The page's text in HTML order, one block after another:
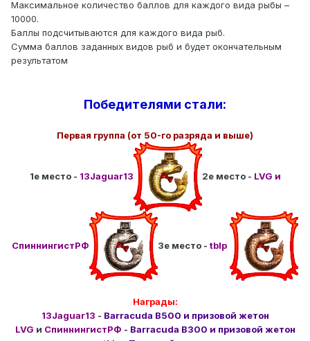
Максимальное количество баллов для каждого вида рыбы –
10000.
Баллы подсчитываются для каждого вида рыб.
Сумма баллов заданных видов рыб и будет окончательным
результатом
Победителями стали:
Первая группа (от 50-го разряда и выше)
1е место - 13Jaguar13 2е место - LVG и
СпиннингистРФ 3е место - tblp
Награды:
13Jaguar13 - Barracuda B500 и призовой жетон
LVG и СпиннингистРФ - Barracuda B300 и призовой жетон